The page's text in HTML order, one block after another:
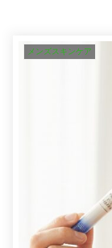
メンズスキンケア